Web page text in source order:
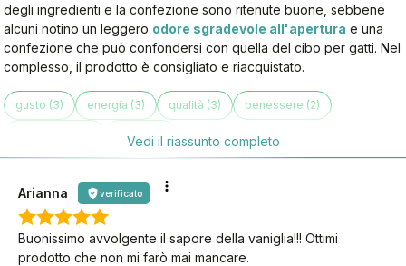
degli ingredienti e la confezione sono ritenute buone, sebbene
alcuni notino un leggero odore sgradevole all'apertura e una
confezione che può confondersi con quella del cibo per gatti. Nel
complesso, il prodotto è consigliato e riacquistato.
gusto (3) energia (3) qualità (3) benessere (2)
sonno (1)
Vedi il riassunto completo
Arianna verificato
Buonissimo avvolgente il sapore della vaniglia!!! Ottimi
prodotto che non mi farò mai mancare.